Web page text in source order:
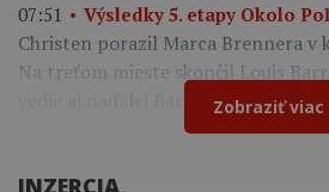
07:51 Výsledky 5. etapy Okolo
Christen porazil Marca Brennera v
Na treťom mieste skončil Louis
vedie aj naďalej Bart Lemmen.
Zobraziť viac